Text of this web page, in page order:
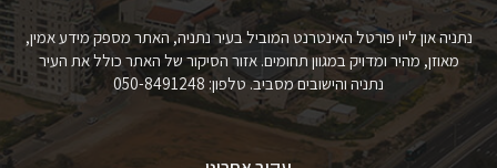
נתניה און ליין פורטל האינטרנט המוביל בעיר נתניה, האתר מספק מידע אמין,
מאוזן, מהיר ומדויק במגוון תחומים. אזור הסיקור של האתר כולל את העיר
נתניה והישובים מסביב. טלפון: 050-8491248